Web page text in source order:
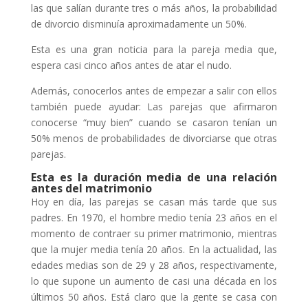
las que salían durante tres o más años, la probabilidad
de divorcio disminuía aproximadamente un 50%.
Esta es una gran noticia para la pareja media que,
espera casi cinco años antes de atar el nudo.
Además, conocerlos antes de empezar a salir con ellos
también puede ayudar: Las parejas que afirmaron
conocerse “muy bien” cuando se casaron tenían un
50% menos de probabilidades de divorciarse que otras
parejas.
Esta es la duración media de una relación
antes del matrimonio
Hoy en día, las parejas se casan más tarde que sus
padres. En 1970, el hombre medio tenía 23 años en el
momento de contraer su primer matrimonio, mientras
que la mujer media tenía 20 años. En la actualidad, las
edades medias son de 29 y 28 años, respectivamente,
lo que supone un aumento de casi una década en los
últimos 50 años. Está claro que la gente se casa con